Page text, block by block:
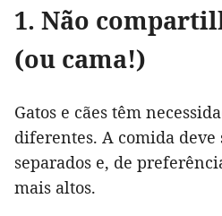
1. Não
(ou cama!)
Gatos e cães têm
diferentes. A comida
separados e, de
mais altos.